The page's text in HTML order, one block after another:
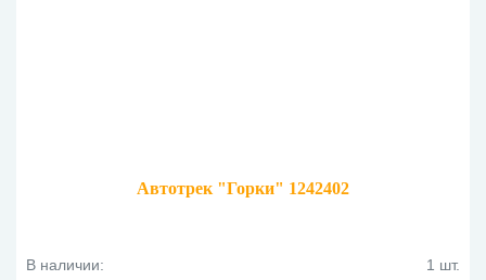
Автотрек "Горки" 1242402
В наличии: 1 шт.